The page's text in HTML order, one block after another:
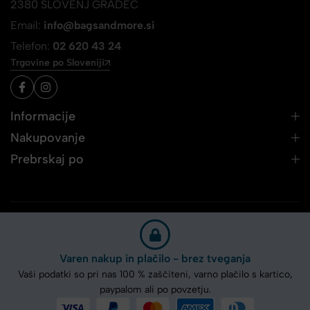
2380 SLOVENJ GRADEC
Email: info@bagsandmore.si
Telefon: 02 620 43 24
Trgovine po Sloveniji
Informacije
Nakupovanje
Prebrskaj po
Varen nakup in plačilo - brez tveganja
Vaši podatki so pri nas 100 % zaščiteni, varno plačilo s kartico,
paypalom ali po povzetju.